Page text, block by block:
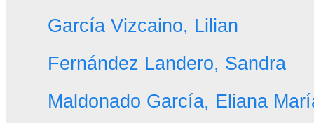
García Vizcaino, Lilian
Fernández Landero, Sandra
Maldonado García, Eliana